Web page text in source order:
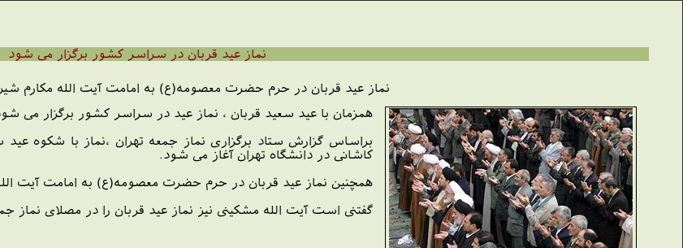
نماز عید قربان در سراسر كشور برگزار می شود
نماز عید قربان در حرم حضرت معصومه(ع) به امامت آیت الله مكارم
همزمان با عید سعید قربان ، نماز عید در سراسر كشور برگزار می
كاشانی در دانشگاه تهران آغاز می شود.
همچنین نماز عید قربان در حرم حضرت معصومه(ع) به امامت آیت
گفتنی است آیت الله مشكینی نیز نماز عید قربان را در مصلای نماز جمعه قم ساعت 8 صبح